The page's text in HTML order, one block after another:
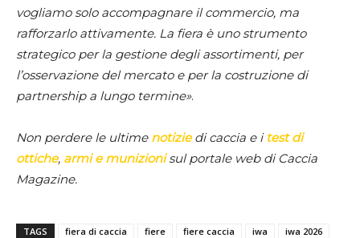
vogliamo solo accompagnare il commercio, ma
rafforzarlo attivamente. La fiera è uno strumento
strategico per la gestione degli assortimenti, per
l’osservazione del mercato e per la costruzione di
partnership a lungo termine».
Non perdere le ultime notiziedi caccia e i test di
ottiche, armi e munizionisul portale web di Caccia
Magazine.
TAGS fiera di caccia fiere fiere caccia iwa iwa 2026